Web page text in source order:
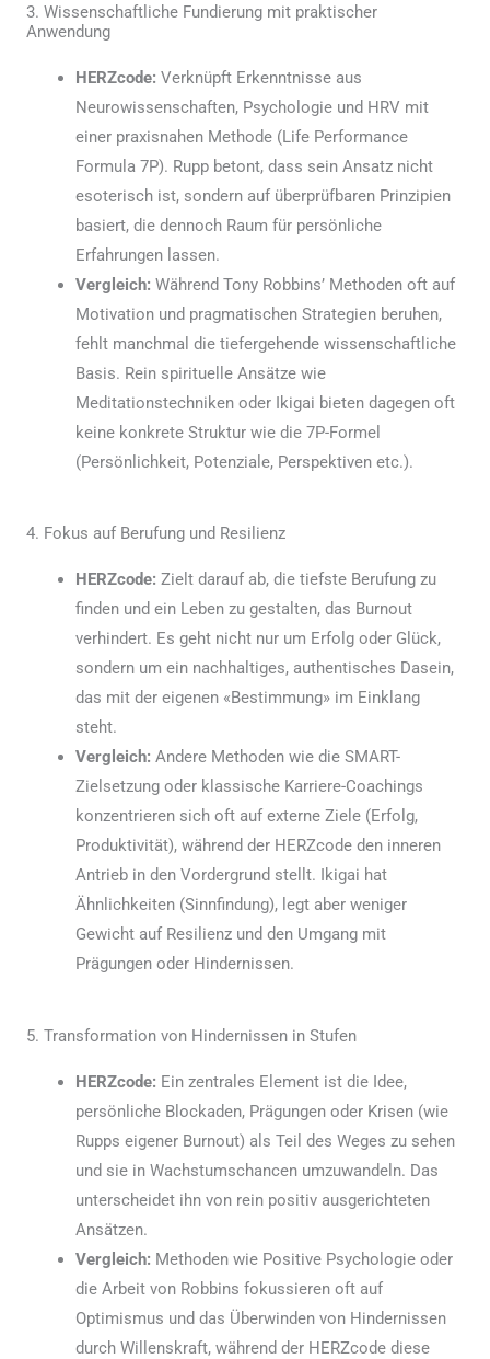
3. Wissenschaftliche Fundierung mit praktischer
Anwendung
HERZcode: Verknüpft Erkenntnisse aus
Neurowissenschaften, Psychologie und HRV mit
einer praxisnahen Methode (Life Performance
Formula 7P). Rupp betont, dass sein Ansatz nicht
esoterisch ist, sondern auf überprüfbaren Prinzipien
basiert, die dennoch Raum für persönliche
Erfahrungen lassen.
Vergleich: Während Tony Robbins’ Methoden oft auf
Motivation und pragmatischen Strategien beruhen,
fehlt manchmal die tiefergehende wissenschaftliche
Basis. Rein spirituelle Ansätze wie
Meditationstechniken oder Ikigai bieten dagegen oft
keine konkrete Struktur wie die 7P-Formel
(Persönlichkeit, Potenziale, Perspektiven etc.).
4. Fokus auf Berufung und Resilienz
HERZcode: Zielt darauf ab, die tiefste Berufung zu
finden und ein Leben zu gestalten, das Burnout
verhindert. Es geht nicht nur um Erfolg oder Glück,
sondern um ein nachhaltiges, authentisches Dasein,
das mit der eigenen «Bestimmung» im Einklang
steht.
Vergleich: Andere Methoden wie die SMART-
Zielsetzung oder klassische Karriere-Coachings
konzentrieren sich oft auf externe Ziele (Erfolg,
Produktivität), während der HERZcode den inneren
Antrieb in den Vordergrund stellt. Ikigai hat
Ähnlichkeiten (Sinnfindung), legt aber weniger
Gewicht auf Resilienz und den Umgang mit
Prägungen oder Hindernissen.
5. Transformation von Hindernissen in Stufen
HERZcode: Ein zentrales Element ist die Idee,
persönliche Blockaden, Prägungen oder Krisen (wie
Rupps eigener Burnout) als Teil des Weges zu sehen
und sie in Wachstumschancen umzuwandeln. Das
unterscheidet ihn von rein positiv ausgerichteten
Ansätzen.
Vergleich: Methoden wie Positive Psychologie oder
die Arbeit von Robbins fokussieren oft auf
Optimismus und das Überwinden von Hindernissen
durch Willenskraft, während der HERZcode diese